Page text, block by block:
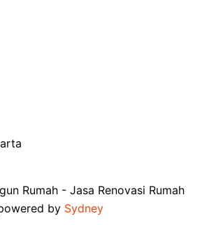
Rumah - Jasa Renovasi Rumah
by Sydney